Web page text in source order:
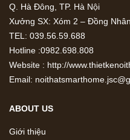
Q. Hà Đông, TP. Hà Nội
Xưởng SX: Xóm 2 – Đồng
TEL: 039.56.59.688
Hotline :0982.698.808
Website : http://
Email:
ABOUT US
Giới thiệu